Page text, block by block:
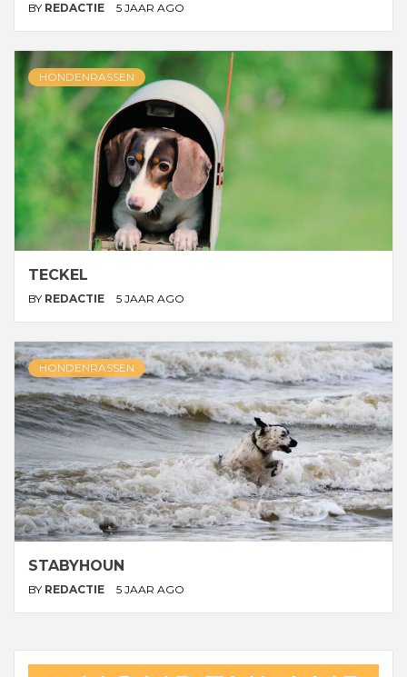
BY REDACTIE 5 JAAR AGO
HONDENRASSEN
TECKEL
BY REDACTIE 5 JAAR AGO
HONDENRASSEN
STABYHOUN
BY REDACTIE 5 JAAR AGO